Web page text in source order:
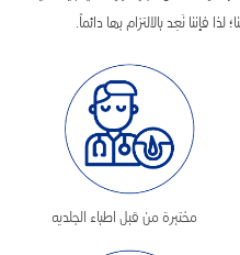
فإننا نَعِد بالالتزام بها دائماً.
مختبرة من قبل اطباء الجلديه